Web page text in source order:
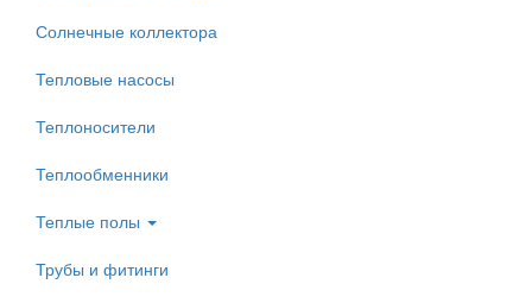
Солнечные коллектора
Тепловые насосы
Теплоносители
Теплообменники
Теплые полы
Трубы и фитинги